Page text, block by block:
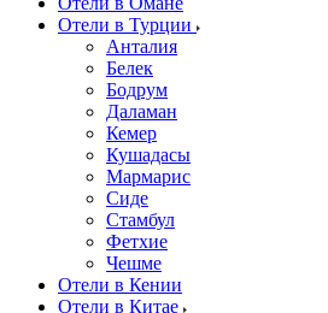
Отели в Турции
Анталия
Белек
Бодрум
Даламан
Кемер
Кушадасы
Мармарис
Сиде
Стамбул
Фетхие
Чешме
Отели в Кении
Отели в Китае